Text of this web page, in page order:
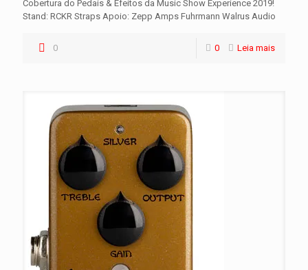
Cobertura do Pedais & Efeitos da Music Show Experience 2019!
Stand: RCKR Straps Apoio: Zepp Amps Fuhrmann Walrus Audio
0 0 Leia mais